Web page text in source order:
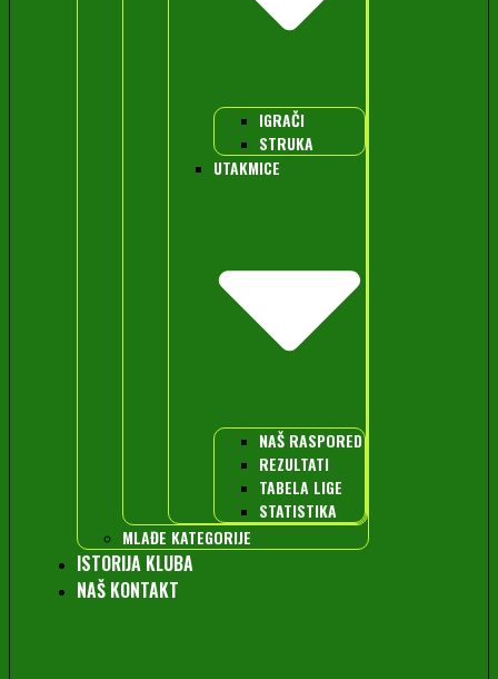
IGRAČI
STRUKA
UTAKMICE
NAŠ RASPORED
REZULTATI
TABELA LIGE
STATISTIKA
MLAĐE KATEGORIJE
ISTORIJA KLUBA
NAŠ KONTAKT